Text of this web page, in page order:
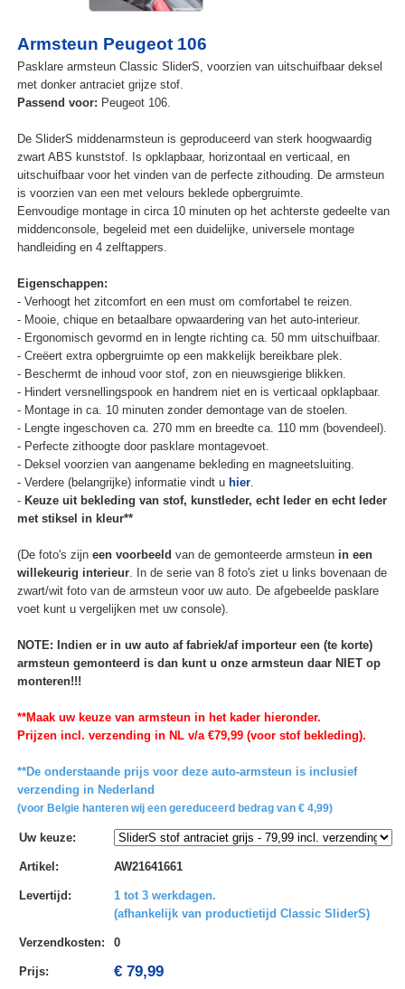
Armsteun Peugeot 106
Pasklare armsteun Classic SliderS, voorzien van uitschuifbaar deksel
met donker antraciet grijze stof.
Passend voor: Peugeot 106.
De SliderS middenarmsteun is geproduceerd van sterk hoogwaardig
zwart ABS kunststof. Is opklapbaar, horizontaal en verticaal, en
uitschuifbaar voor het vinden van de perfecte zithouding. De armsteun
is voorzien van een met velours beklede opbergruimte.
Eenvoudige montage in circa 10 minuten op het achterste gedeelte van
middenconsole, begeleid met een duidelijke, universele montage
handleiding en 4 zelftappers.
Eigenschappen:
- Verhoogt het zitcomfort en een must om comfortabel te reizen.
- Mooie, chique en betaalbare opwaardering van het auto-interieur.
- Ergonomisch gevormd en in lengte richting ca. 50 mm uitschuifbaar.
- Creëert extra opbergruimte op een makkelijk bereikbare plek.
- Beschermt de inhoud voor stof, zon en nieuwsgierige blikken.
- Hindert versnellingspook en handrem niet en is verticaal opklapbaar.
- Montage in ca. 10 minuten zonder demontage van de stoelen.
- Lengte ingeschoven ca. 270 mm en breedte ca. 110 mm (bovendeel).
- Perfecte zithoogte door pasklare montagevoet.
- Deksel voorzien van aangename bekleding en magneetsluiting.
- Verdere (belangrijke) informatie vindt u hier.
- Keuze uit bekleding van stof, kunstleder, echt leder en echt leder
met stiksel in kleur**
(De foto's zijn een voorbeeld van de gemonteerde armsteun in een
willekeurig interieur. In de serie van 8 foto's ziet u links bovenaan de
zwart/wit foto van de armsteun voor uw auto. De afgebeelde pasklare
voet kunt u vergelijken met uw console).
NOTE: Indien er in uw auto af fabriek/af importeur een (te korte)
armsteun gemonteerd is dan kunt u onze armsteun daar NIET op
monteren!!!
**Maak uw keuze van armsteun in het kader hieronder.
Prijzen incl. verzending in NL v/a €79,99 (voor stof bekleding).
**De onderstaande prijs voor deze auto-armsteun is inclusief
verzending in Nederland
(voor Belgie hanteren wij een gereduceerd bedrag van € 4,99)
Uw keuze:
Artikel : AW21641661
Levertijd :
1 tot 3 werkdagen.
(afhankelijk van productietijd Classic SliderS)
Verzendkosten: 0
Prijs: € 79,99